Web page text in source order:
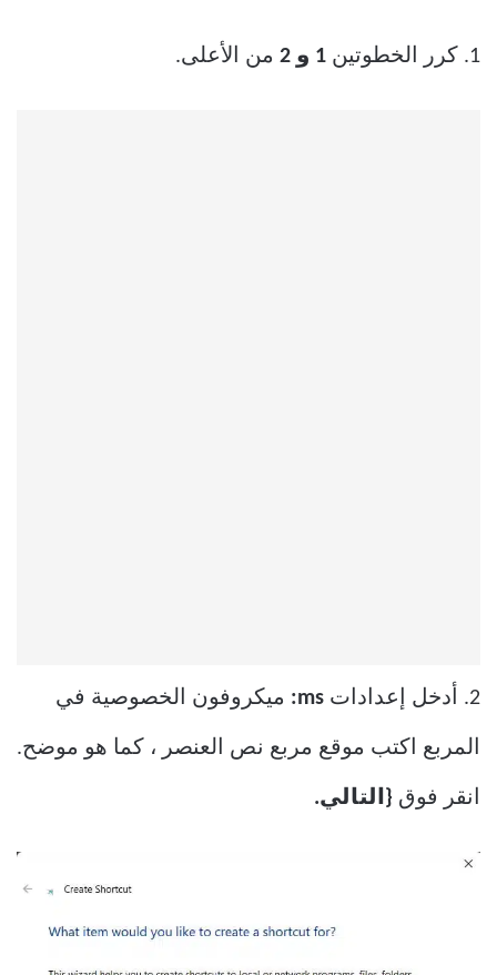
1. كرر الخطوتين من الأعلى.
2. أدخل إعدادات ميكروفون الخصوصية في
المربع اكتب موقع مربع نص العنصر ، كما هو موضح.
انقر فوق {التالي.